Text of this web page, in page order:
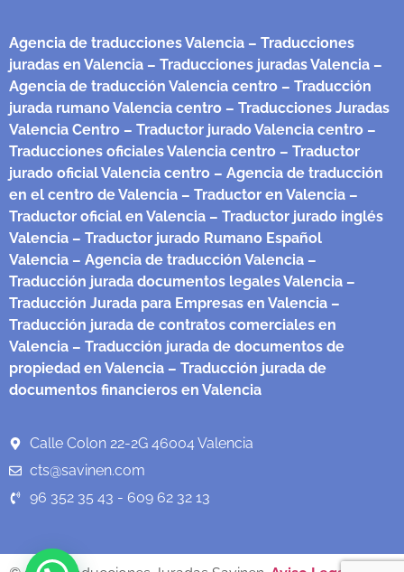
Agencia de traducciones Valencia – Traducciones
juradas en Valencia – Traducciones juradas Valencia –
Agencia de traducción Valencia centro – Traducción
jurada rumano Valencia centro – Traducciones Juradas
Valencia Centro – Traductor jurado Valencia centro –
Traducciones oficiales Valencia centro – Traductor
jurado oficial Valencia centro – Agencia de traducción
en el centro de Valencia – Traductor en Valencia –
Traductor oficial en Valencia – Traductor jurado inglés
Valencia – Traductor jurado Rumano Español
Valencia – Agencia de traducción Valencia –
Traducción jurada documentos legales Valencia –
Traducción Jurada para Empresas en Valencia –
Traducción jurada de contratos comerciales en
Valencia – Traducción jurada de documentos de
propiedad en Valencia – Traducción jurada de
documentos financieros en Valencia
Calle Colon 22-2G 46004 Valencia
cts@savinen.com
96 352 35 43 - 609 62 32 13